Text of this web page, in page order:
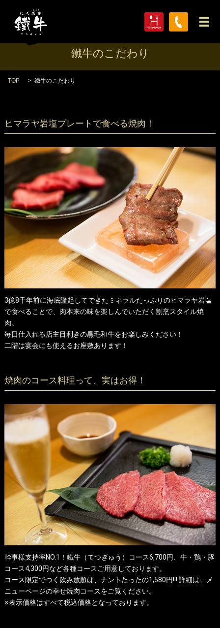
メ
鐵牛のこだわり
TOP 鐵牛のこだわり
ヒマラヤ岩塩プレートで食べる焼肉！
3億8千年前に海底隆起してできたミネラルたっぷりのヒマラヤ岩塩
で食べることで、肉本来の味を楽しんでいただく割烹スタイル焼
肉。
毎日仕入れる店主目利きの黒毛和牛をお楽しみください！
二階は宴会にも使えるお座敷あります！
焼肉のコース料理って、実はお得！
幹事様支持率NO.1！鐵牛（てつぎゅう）コース6,700円、牛・鶏・豚
コース4,300円など各種コースご用意しております。
コース限定でつく飲み放題は、ナントたったの1,580円!!! 詳細は、メ
ニューページの幸せ焼肉コースをご覧ください。
※表示価格はすべて税込価格となっております。